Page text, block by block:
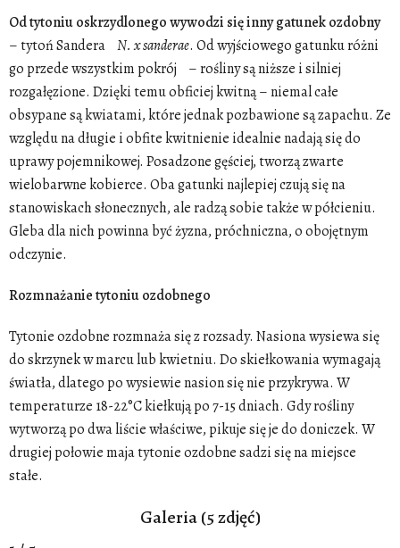
Od tytoniu oskrzydlonego wywodzi się inny gatunek ozdobny
– tytoń Sandera N. x sanderae. Od wyjściowego gatunku różni
go przede wszystkim pokrój – rośliny są niższe i silniej
rozgałęzione. Dzięki temu obficiej kwitną – niemal całe
obsypane są kwiatami, które jednak pozbawione są zapachu. Ze
względu na długie i obfite kwitnienie idealnie nadają się do
uprawy pojemnikowej. Posadzone gęściej, tworzą zwarte
wielobarwne kobierce. Oba gatunki najlepiej czują się na
stanowiskach słonecznych, ale radzą sobie także w półcieniu.
Gleba dla nich powinna być żyzna, próchniczna, o obojętnym
odczynie.
Rozmnażanie tytoniu ozdobnego
Tytonie ozdobne rozmnaża się z rozsady. Nasiona wysiewa się
do skrzynek w marcu lub kwietniu. Do skiełkowania wymagają
światła, dlatego po wysiewie nasion się nie przykrywa. W
temperaturze 18-22°C kiełkują po 7-15 dniach. Gdy rośliny
wytworzą po dwa liście właściwe, pikuje się je do doniczek. W
drugiej połowie maja tytonie ozdobne sadzi się na miejsce
stałe.
Galeria (5 zdjęć)